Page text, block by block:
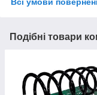
Всі умови
Подібні товари